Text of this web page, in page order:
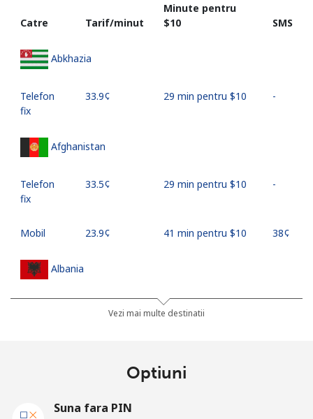
Catre Tarif/minut
Minute pentru
⁦$10⁩
SMS
Abkhazia
Telefon
fix
⁦33.9¢⁩ 29 min pentru ⁦$10⁩ -
Afghanistan
Telefon
fix
⁦33.5¢⁩ 29 min pentru ⁦$10⁩ -
Mobil ⁦23.9¢⁩ 41 min pentru ⁦$10⁩ ⁦38¢⁩
Albania
38 min pentru ⁦$10⁩
Vezi mai multe destinatii
Optiuni
Suna fara PIN